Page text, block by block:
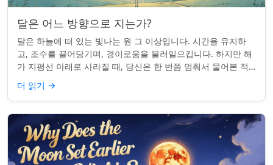
달은 어느 방향으로 지는가?
달은 하늘에 떠 있는 빛나는 원 그 이상입니다. 시간을 유지하
고, 조수를 끌어당기며, 경이로움을 불러일으킵니다. 하지만 해
가 지평선 아래로 사라질 때, 당신은 한 번쯤 멈춰서 물어본 적
이 있나요: 그곳은 어디일까? ...
더 읽기 →